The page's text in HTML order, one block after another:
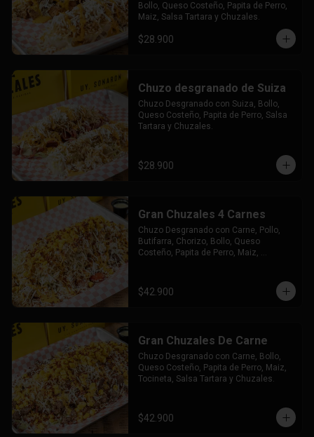
Bollo, Queso Costeño, Papita de Perro,
Maiz, Salsa Tartara y Chuzales.
$28.900
Chuzo desgranado de Suiza
Chuzo Desgranado con Suiza, Bollo,
Queso Costeño, Papita de Perro, Salsa
Tartara y Chuzales.
$28.900
Gran Chuzales 4 Carnes
Chuzo Desgranado con Carne, Pollo,
Butifarra, Chorizo, Bollo, Queso
Costeño, Papita de Perro, Maiz,
$42.900
Gran Chuzales De Carne
Chuzo Desgranado con Carne, Bollo,
Queso Costeño, Papita de Perro, Maiz,
Tocineta, Salsa Tartara y Chuzales.
$42.900